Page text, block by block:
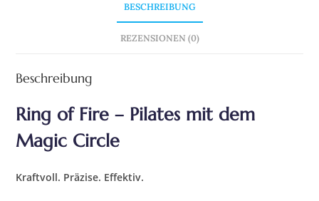
BESCHREIBUNG
REZENSIONEN (0)
Beschreibung
Ring of Fire – Pilates mit dem
Magic Circle
Kraftvoll. Präzise. Effektiv.